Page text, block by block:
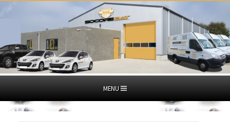
MENU